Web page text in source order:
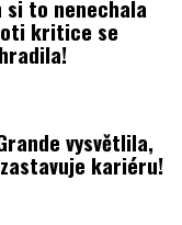
si to nenechala
kritice se
vysvětlila,
kariéru!